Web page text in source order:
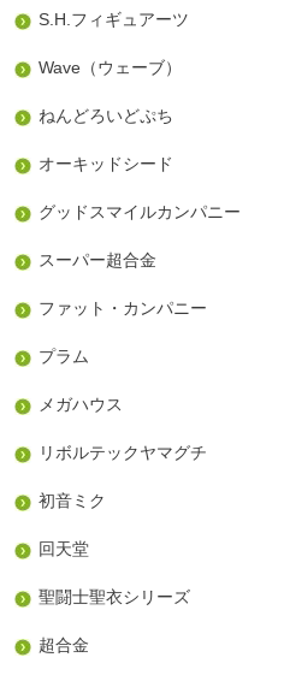
S.H.フィギュアーツ
Wave（ウェーブ）
ねんどろいどぷち
オーキッドシード
グッドスマイルカンパニー
スーパー超合金
ファット・カンパニー
プラム
メガハウス
リボルテックヤマグチ
初音ミク
回天堂
聖闘士聖衣シリーズ
超合金